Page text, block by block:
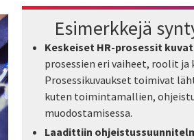
Esimerkkejä
Keskeiset HR-prosessit
prosessien eri vaiheet, roolit
Prosessikuvaukset toimivat
kuten toimintamallien,
muodostamisessa.
Laadittiin